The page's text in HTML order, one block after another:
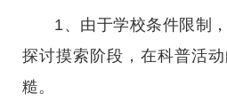
1、由于学校条件限制
探讨摸索阶段，在科普活
糙。